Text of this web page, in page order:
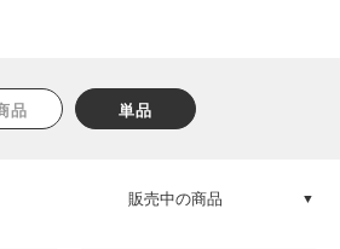
品 単品